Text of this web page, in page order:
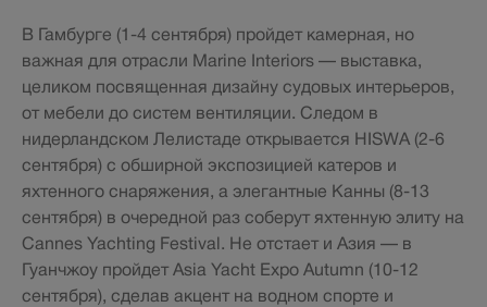
В Гамбурге (1-4 сентября) пройдет камерная, но
важная для отрасли Marine Interiors — выставка,
целиком посвященная дизайну судовых интерьеров,
от мебели до систем вентиляции. Следом в
нидерландском Лелистаде открывается HISWA (2-6
сентября) с обширной экспозицией катеров и
яхтенного снаряжения, а элегантные Канны (8-13
сентября) в очередной раз соберут яхтенную элиту на
Cannes Yachting Festival. Не отстает и Азия — в
Гуанчжоу пройдет Asia Yacht Expo Autumn (10-12
сентября), сделав акцент на водном спорте и